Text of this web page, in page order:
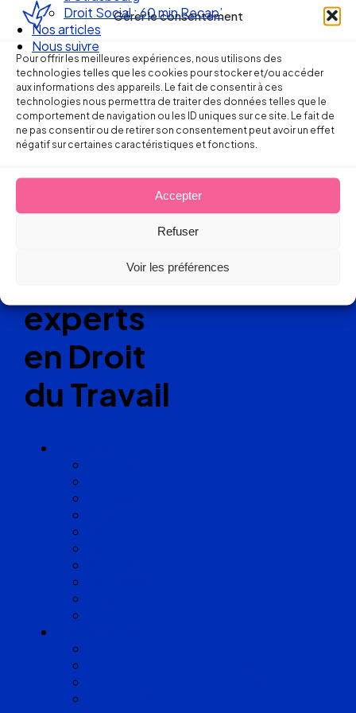
Gérer le consentement
Pour offrir les meilleures expériences, nous utilisons des
technologies telles que les cookies pour stocker et/ou accéder
aux informations des appareils. Le fait de consentir à ces
technologies nous permettra de traiter des données telles que le
comportement de navigation ou les ID uniques sur ce site. Le fait de
ne pas consentir ou de retirer son consentement peut avoir un effet
négatif sur certaines caractéristiques et fonctions.
Accepter
Refuser
Voir les préférences
Droit Social : 60 min Recap’
Nos articles
Nous suivre
Réservez votre place
Ellipse Avocats
Réseau
de cabinets
d’avocats
experts
en Droit
du Travail